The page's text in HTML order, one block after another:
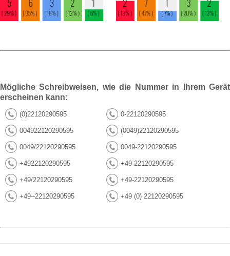
Mögliche Schreibweisen, wie die Nummer in Ihrem Gerät
erscheinen kann:
(0)22120290595 0-22120290595
004922120290595 (0049)22120290595
0049/22120290595 0049-22120290595
+4922120290595 +49 22120290595
+49/22120290595 +49-22120290595
+49--22120290595 +49 (0) 22120290595